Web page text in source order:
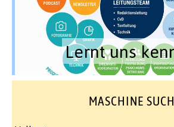
Lernt uns
MASCHINE